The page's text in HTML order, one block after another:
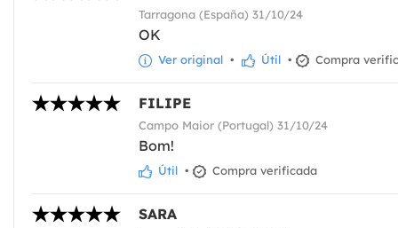
Tarragona (España) 31/10/24
OK
Ver original • Útil • Compra
FILIPE
Campo Maior (Portugal) 31/10/24
Bom!
Útil • Compra verificada
SARA